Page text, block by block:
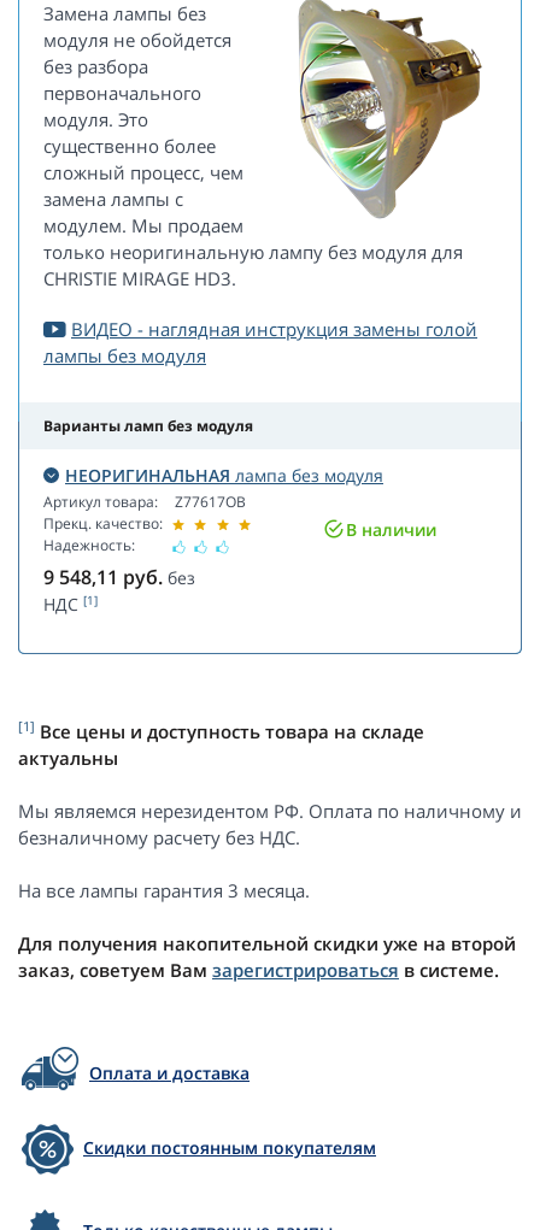
Замена лампы без
модуля не обойдется
без разбора
первоначального
модуля. Это
существенно более
сложный процесс, чем
замена лампы с
модулем. Мы продаем
только неоригинальную лампу без модуля для
CHRISTIE MIRAGE HD3.
ВИДЕО - наглядная инструкция замены голой
лампы без модуля
Варианты ламп без модуля
НЕОРИГИНАЛЬНАЯ лампа без модуля
Артикул товара:
Прекц. качество:
Надежность:
Z77617OB
В наличии
9 548,11 руб. без
НДС [1]
[1] Все цены и доступность товара на складе
актуальны
Мы являемся нерезидентом РФ. Оплата по наличному и
безналичному расчету без НДС.
На все лампы гарантия 3 месяца.
Для получения накопительной скидки уже на второй
заказ, советуем Вам зарегистрироваться в системе.
Оплата и доставка
Скидки постоянным покупателям